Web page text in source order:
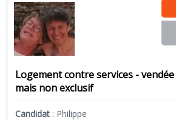
Logement contre services -
mais non exclusif
Candidat : Philippe